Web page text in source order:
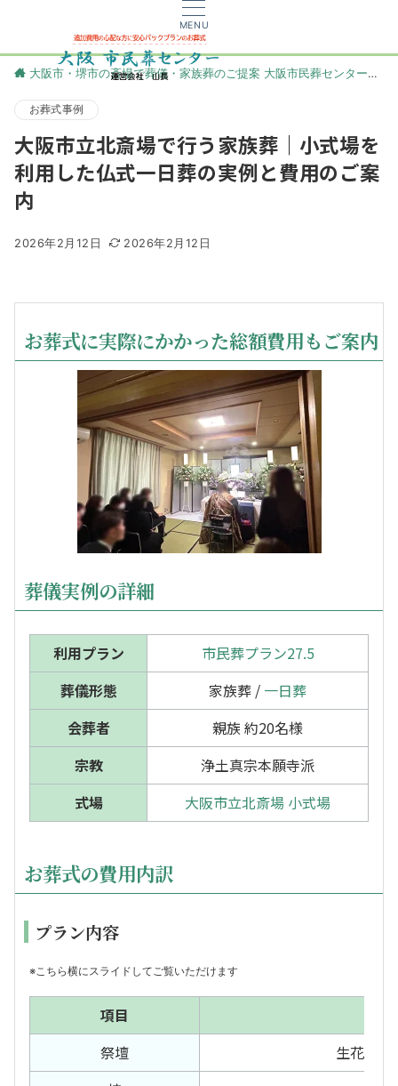
MENU
大阪市・堺市の斎場で葬儀・家族葬のご提案 大阪市民葬センター
お葬式事例
大阪市立北斎場で行う家族葬｜小式場を
利用した仏式一日葬の実例と費用のご案
内
2026年2月12日 2026年2月12日
お葬式に実際にかかった総額費用もご案内
葬儀実例の詳細
利用プラン
市民葬プラン27.5
葬儀形態
家族葬 / 一日葬
会葬者
親族 約20名様
宗教
浄土真宗本願寺派
式場
大阪市立北斎場 小式場
お葬式の費用内訳
プラン内容
※こちら横にスライドしてご覧いただけます
項目
祭壇
生花祭壇